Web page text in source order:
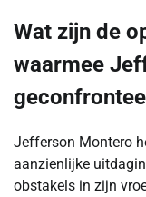
Wat zijn de
waarmee
Jefferson Montero
aanzienlijke
obstakels in zijn